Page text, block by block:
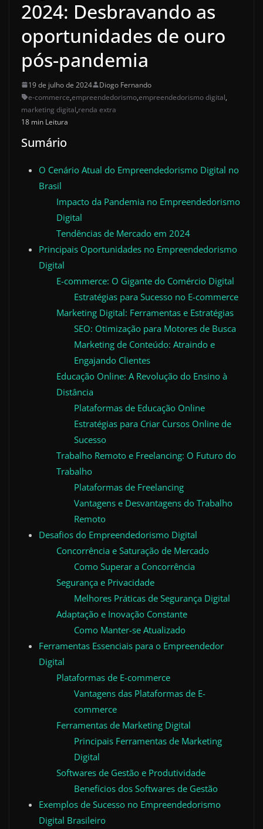
2024: Desbravando as
oportunidades de ouro
pós-pandemia
19 de julho de 2024
Diogo Fernando
e-commerce,empreendedorismo,empreendedorismo digital,
marketing digital,renda extra
18 min Leitura
Sumário
O Cenário Atual do Empreendedorismo Digital no
Brasil
Impacto da Pandemia no Empreendedorismo
Digital
Tendências de Mercado em 2024
Principais Oportunidades no Empreendedorismo
Digital
E-commerce: O Gigante do Comércio Digital
Estratégias para Sucesso no E-commerce
Marketing Digital: Ferramentas e Estratégias
SEO: Otimização para Motores de Busca
Marketing de Conteúdo: Atraindo e
Engajando Clientes
Educação Online: A Revolução do Ensino à
Distância
Plataformas de Educação Online
Estratégias para Criar Cursos Online de
Sucesso
Trabalho Remoto e Freelancing: O Futuro do
Trabalho
Plataformas de Freelancing
Vantagens e Desvantagens do Trabalho
Remoto
Desafios do Empreendedorismo Digital
Concorrência e Saturação de Mercado
Como Superar a Concorrência
Segurança e Privacidade
Melhores Práticas de Segurança Digital
Adaptação e Inovação Constante
Como Manter-se Atualizado
Ferramentas Essenciais para o Empreendedor
Digital
Plataformas de E-commerce
Vantagens das Plataformas de E-
commerce
Ferramentas de Marketing Digital
Principais Ferramentas de Marketing
Digital
Softwares de Gestão e Produtividade
Benefícios dos Softwares de Gestão
Exemplos de Sucesso no Empreendedorismo
Digital Brasileiro